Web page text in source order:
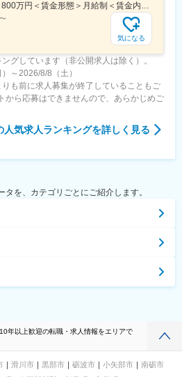
休み→日勤→夜勤→明け休み→休み2日
る業務
＜予定年収＞500万円～800万円＜賃金形態＞月給制＜賃金内訳＞月額（基本給）：269,000円～416,600円その他固定手当/月：13,500円～20,000円＜月給＞282,500円～436,600円＜昇給有無＞有＜残業手当＞有＜給与補足＞※給与詳細は、経験・スキル・年齢を考慮し、同社規定により決定します。■昇給：年1回■賞与：年2回賃金はあくまでも目安の金額であり、選考を通じて上下する可能性があります。月給(月額)は固定手当を含めた表記です。
〜
気になる
グしています（非公開求人は除く）。
～2026/8/8（土）
も前に求人募集が終了していることもご
から応募はできませんので、あらかじめご
人気求人ランキングを詳しく見る
を、カテゴリごとにご紹介します。
年以上歓迎の転職・求人情報をエリアで
滑川市 黒部市 砺波市 小矢部市
南砺市